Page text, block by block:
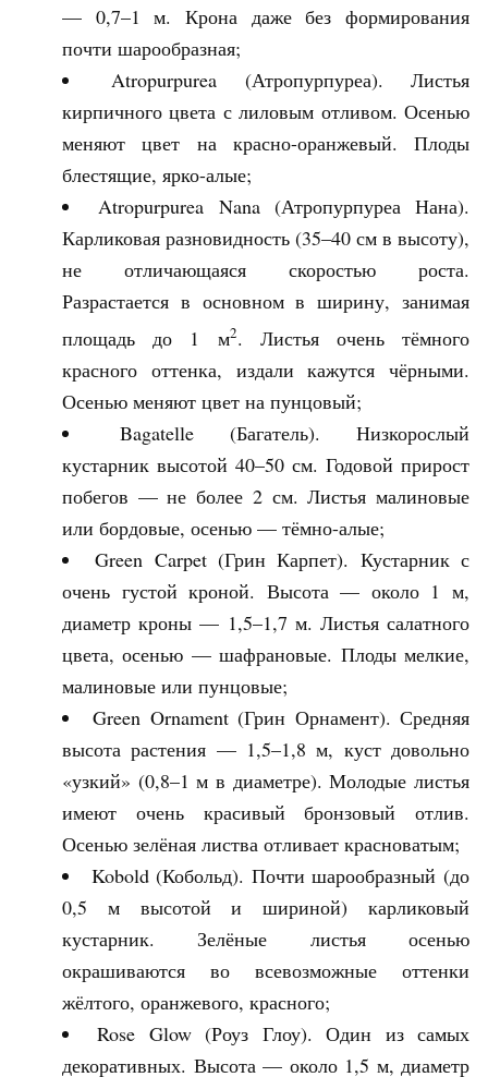
— 0,7–1 м. Крона даже без формирования
почти шарообразная;
Atropurpurea (Атропурпуреа). Листья
кирпичного цвета с лиловым отливом. Осенью
меняют цвет на красно-оранжевый. Плоды
блестящие, ярко-алые;
Atropurpurea Nana (Атропурпуреа Нана).
Карликовая разновидность (35–40 см в высоту),
не отличающаяся скоростью роста.
Разрастается в основном в ширину, занимая
площадь до 1 м2. Листья очень тёмного
красного оттенка, издали кажутся чёрными.
Осенью меняют цвет на пунцовый;
Bagatelle (Багатель). Низкорослый
кустарник высотой 40–50 см. Годовой прирост
побегов — не более 2 см. Листья малиновые
или бордовые, осенью — тёмно-алые;
Green Carpet (Грин Карпет). Кустарник с
очень густой кроной. Высота — около 1 м,
диаметр кроны — 1,5–1,7 м. Листья салатного
цвета, осенью — шафрановые. Плоды мелкие,
малиновые или пунцовые;
Green Ornament (Грин Орнамент). Средняя
высота растения — 1,5–1,8 м, куст довольно
«узкий» (0,8–1 м в диаметре). Молодые листья
имеют очень красивый бронзовый отлив.
Осенью зелёная листва отливает красноватым;
Kobold (Кобольд). Почти шарообразный (до
0,5 м высотой и шириной) карликовый
кустарник. Зелёные листья осенью
окрашиваются во всевозможные оттенки
жёлтого, оранжевого, красного;
Rose Glow (Роуз Глоу). Один из самых
декоративных. Высота — около 1,5 м, диаметр